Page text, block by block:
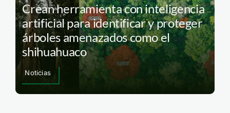
Crean herramienta con inteligencia
artificial para identificar y proteger
árboles amenazados como el
shihuahuaco
Noticias